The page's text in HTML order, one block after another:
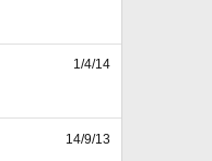
1/4/14
14/9/13